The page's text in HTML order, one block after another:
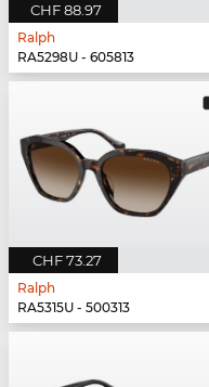
CHF 88.97
Ralph
RA5298U - 605813
CHF 73.27
Ralph
RA5315U - 500313